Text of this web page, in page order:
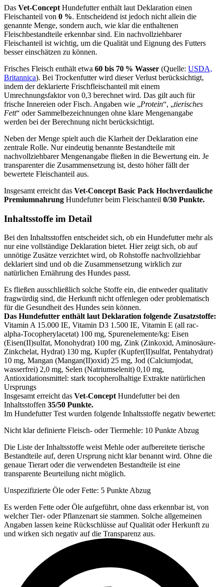
Das Vet-Concept Hundefutter enthält laut Deklaration einen
Fleischanteil von 0 %. Entscheidend ist jedoch nicht allein die
genannte Menge, sondern auch, wie klar die enthaltenen
Fleischbestandteile erkennbar sind. Ein nachvollziehbarer
Fleischanteil ist wichtig, um die Qualität und Eignung des Futters
besser einschätzen zu können.
Frisches Fleisch enthält etwa 60 bis 70 % Wasser (Quelle: USDA,
Britannica). Bei Trockenfutter wird dieser Verlust berücksichtigt,
indem der deklarierte Frischfleischanteil mit einem
Umrechnungsfaktor von 0,3 berechnet wird. Das gilt auch für
frische Innereien oder Fisch. Angaben wie „Protein“, „tierisches
Fett“ oder Sammelbezeichnungen ohne klare Mengenangabe
werden bei der Berechnung nicht berücksichtigt.
Neben der Menge spielt auch die Klarheit der Deklaration eine
zentrale Rolle. Nur eindeutig benannte Bestandteile mit
nachvollziehbarer Mengenangabe fließen in die Bewertung ein. Je
transparenter die Zusammensetzung ist, desto höher fällt der
bewertete Fleischanteil aus.
Insgesamt erreicht das Vet-Concept Basic Pack Hochverdauliche
Premiumnahrung Hundefutter beim Fleischanteil 0/30 Punkte.
Inhaltsstoffe im Detail
Bei den Inhaltsstoffen entscheidet sich, ob ein Hundefutter mehr als
nur eine vollständige Deklaration bietet. Hier zeigt sich, ob auf
unnötige Zusätze verzichtet wird, ob Rohstoffe nachvollziehbar
deklariert sind und ob die Zusammensetzung wirklich zur
natürlichen Ernährung des Hundes passt.
Es fließen ausschließlich solche Stoffe ein, die entweder qualitativ
fragwürdig sind, die Herkunft nicht offenlegen oder problematisch
für die Gesundheit des Hundes sein können.
Das Hundefutter enthält laut Deklaration folgende Zusatzstoffe:
Vitamin A 15.000 IE, Vitamin D3 1.500 IE, Vitamin E (all rac-
alpha-Tocopherylacetat) 100 mg, Spurenelemente/kg: Eisen
(Eisen(II)sulfat, Monohydrat) 100 mg, Zink (Zinkoxid, Aminosäure-
Zinkchelat, Hydrat) 130 mg, Kupfer (Kupfer(II)sulfat, Pentahydrat)
10 mg, Mangan (Mangan(II)oxid) 25 mg, Jod (Calciumjodat,
wasserfrei) 2,0 mg, Selen (Natriumselenit) 0,10 mg,
Antioxidationsmittel: stark tocopherolhaltige Extrakte natürlichen
Ursprungs
Insgesamt erreicht das Vet-Concept Hundefutter bei den
Inhaltsstoffen 35/50 Punkte.
Im Hundefutter Test wurden folgende Inhaltsstoffe negativ bewertet:
Nicht klar definierte Fleisch- oder Tiermehle: 10 Punkte Abzug
Die Liste der Inhaltsstoffe weist Mehle oder aufbereitete tierische
Bestandteile auf, deren Ursprung nicht klar benannt wird. Ohne die
genaue Tierart oder die verwendeten Bestandteile ist eine
transparente Beurteilung nicht möglich.
Unspezifizierte Öle oder Fette: 5 Punkte Abzug
Es werden Fette oder Öle aufgeführt, ohne dass erkennbar ist, von
welcher Tier- oder Pflanzenart sie stammen. Solche allgemeinen
Angaben lassen keine Rückschlüsse auf Qualität oder Herkunft zu
und wirken sich negativ auf die Transparenz aus.